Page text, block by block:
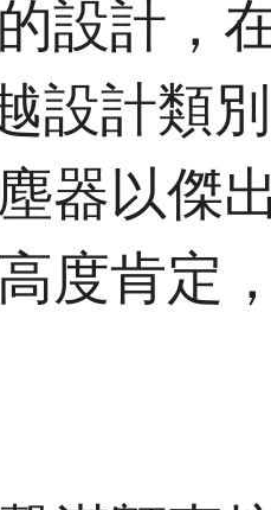
設計，
設計類
器以傑
度肯定